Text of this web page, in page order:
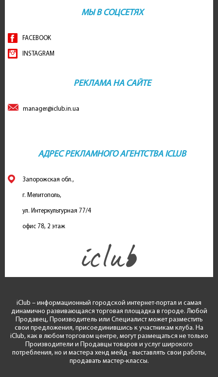
МЫ В СОЦСЕТЯХ
FACEBOOK
INSTAGRAM
РЕКЛАМА НА САЙТЕ
manager@iclub.in.ua
АДРЕС РЕКЛАМНОГО АГЕНТСТВА ICLUB
Запорожская обл.,
г. Мелитополь,
ул. Интеркультурная 77/4
офис 78, 2 этаж
iClub – информационный городской интернет-портал и самая
динамично развивающаяся торговая площадка в городе. Любой
Продавец, Производитель или Специалист может разместить
свои предложения, присоединившись к участникам клуба. На
iClub, как в любом торговом центре, могут размещаться не только
Производители и Продавцы товаров и услуг широкого
потребления, но и мастера хенд мейд - выставлять свои работы,
продавать мастер-классы.